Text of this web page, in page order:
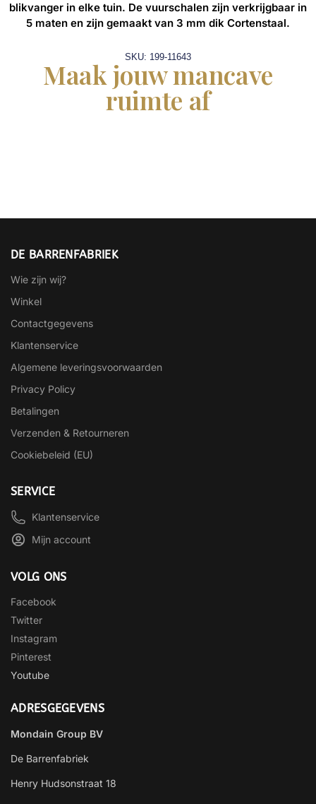
blikvanger in elke tuin. De vuurschalen zijn verkrijgbaar in
5 maten en zijn gemaakt van 3 mm dik Cortenstaal.
SKU: 199-11643
Maak jouw mancave
ruimte af
DE BARRENFABRIEK
Wie zijn wij?
Winkel
Contactgegevens
Klantenservice
Algemene leveringsvoorwaarden
Privacy Policy
Betalingen
Verzenden & Retourneren
Cookiebeleid (EU)
SERVICE
Klantenservice
Mijn account
VOLG ONS
Facebook
Twitter
Instagram
Pinterest
Youtube
ADRESGEGEVENS
Mondain Group BV
De Barrenfabriek
Henry Hudsonstraat 18